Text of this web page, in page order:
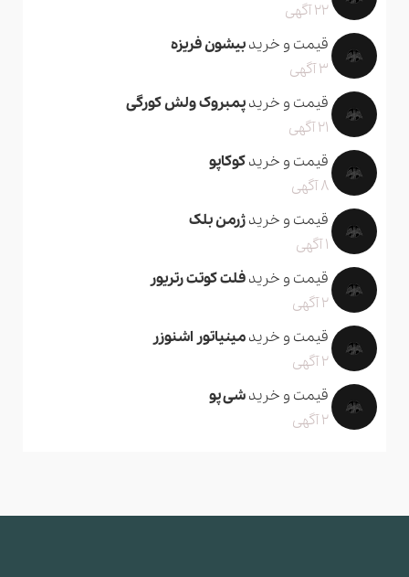
22 آگهی
قیمت و خریدبیشون فریزه
3 آگهی
قیمت و خریدپمبروک ولش کورگی
21 آگهی
قیمت و خریدکوکاپو
8 آگهی
قیمت و خریدژرمن بلک
1 آگهی
قیمت و خریدفلت کوتت رتریور
2 آگهی
قیمت و خریدمینیاتور اشنوزر
2 آگهی
قیمت و خریدشی پو
2 آگهی